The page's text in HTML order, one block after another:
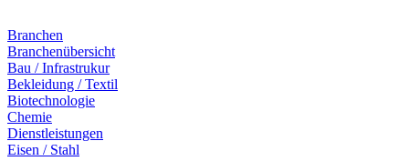
Branchen
Branchenübersicht
Bau / Infrastrukur
Bekleidung / Textil
Biotechnologie
Chemie
Dienstleistungen
Eisen / Stahl